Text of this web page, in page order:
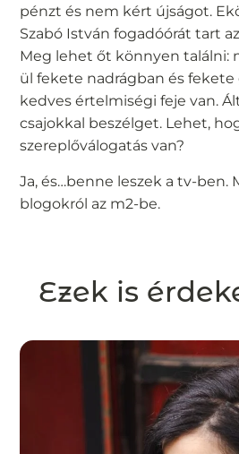
pénzt és nem kért újságot.
Szabó István fogadóórát tart
Meg lehet őt könnyen találni:
ül fekete nadrágban és fekete
kedves értelmiségi feje van.
csajokkal beszélget. Lehet,
szereplőválogatás van?
Ja, és…benne leszek a tv-ben.
blogokról az m2-be.
Ezek is